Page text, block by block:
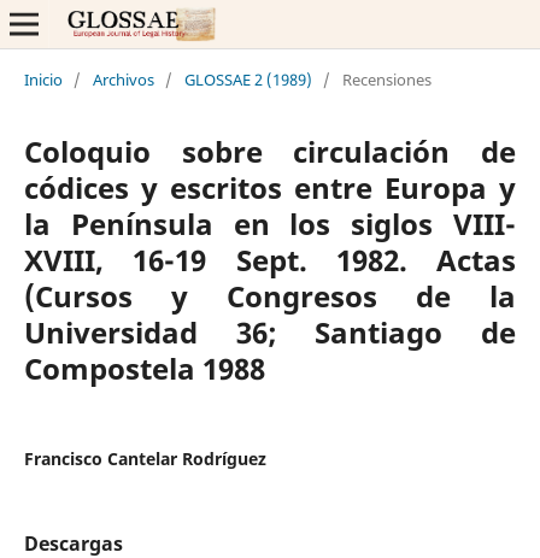
Inicio / Archivos / GLOSSAE 2 (1989) / Recensiones
Coloquio sobre circulación de
códices y escritos entre Europa y
la Península en los siglos VIII-
XVIII, 16-19 Sept. 1982. Actas
(Cursos y Congresos de la
Universidad 36; Santiago de
Compostela 1988
Francisco Cantelar Rodríguez
Descargas